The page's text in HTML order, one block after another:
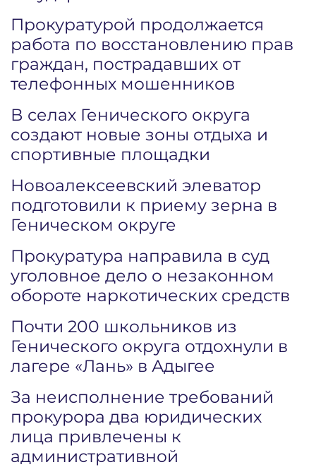
Прокуратурой продолжается
работа по восстановлению прав
граждан, пострадавших от
телефонных мошенников
В селах Генического округа
создают новые зоны отдыха и
спортивные площадки
Новоалексеевский элеватор
подготовили к приему зерна в
Геническом округе
Прокуратура направила в суд
уголовное дело о незаконном
обороте наркотических средств
Почти 200 школьников из
Генического округа отдохнули в
лагере «Лань» в Адыгее
За неисполнение требований
прокурора два юридических
лица привлечены к
административной